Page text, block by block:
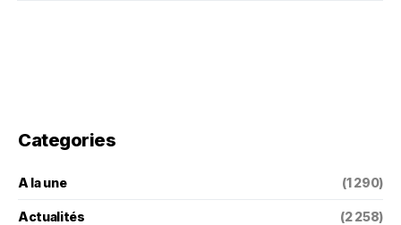
Categories
A la une (1 290)
Actualités (2 258)